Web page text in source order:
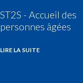
ST2S - Accueil des
personnes âgées
LIRE LA SUITE